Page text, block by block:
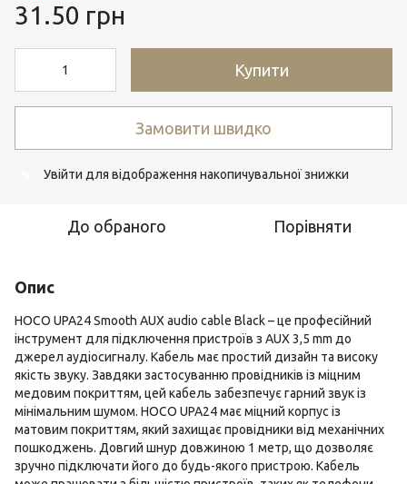
31.50 грн
Купити
Замовити швидко
Увійти для відображення накопичувальної знижки
До обраного Порівняти
Опис
HOCO UPA24 Smooth AUX audio cable Black – це професійний
інструмент для підключення пристроїв з AUX 3,5 mm до
джерел аудіосигналу. Кабель має простий дизайн та високу
якість звуку. Завдяки застосуванню провідників із міцним
медовим покриттям, цей кабель забезпечує гарний звук із
мінімальним шумом. HOCO UPA24 має міцний корпус із
матовим покриттям, який захищає провідники від механічних
пошкоджень. Довгий шнур довжиною 1 метр, що дозволяє
зручно підключати його до будь-якого пристрою. Кабель